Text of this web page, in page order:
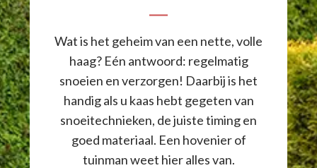
Wat is het geheim van een nette, volle
haag? Eén antwoord: regelmatig
snoeien en verzorgen! Daarbij is het
handig als u kaas hebt gegeten van
snoeitechnieken, de juiste timing en
goed materiaal. Een hovenier of
tuinman weet hier alles van.